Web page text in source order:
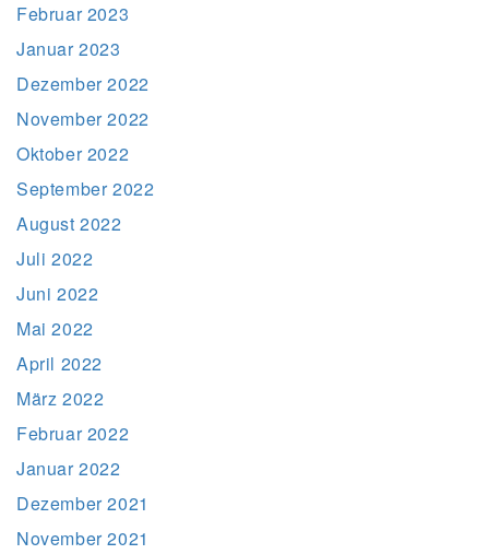
Februar 2023
Januar 2023
Dezember 2022
November 2022
Oktober 2022
September 2022
August 2022
Juli 2022
Juni 2022
Mai 2022
April 2022
März 2022
Februar 2022
Januar 2022
Dezember 2021
November 2021